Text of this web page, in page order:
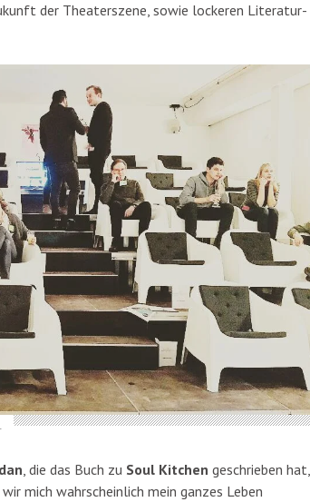
der Theaterszene, sowie lockeren Literatur-
, die das Buch zu Soul Kitchen geschrieben hat,
mich wahrscheinlich mein ganzes Leben